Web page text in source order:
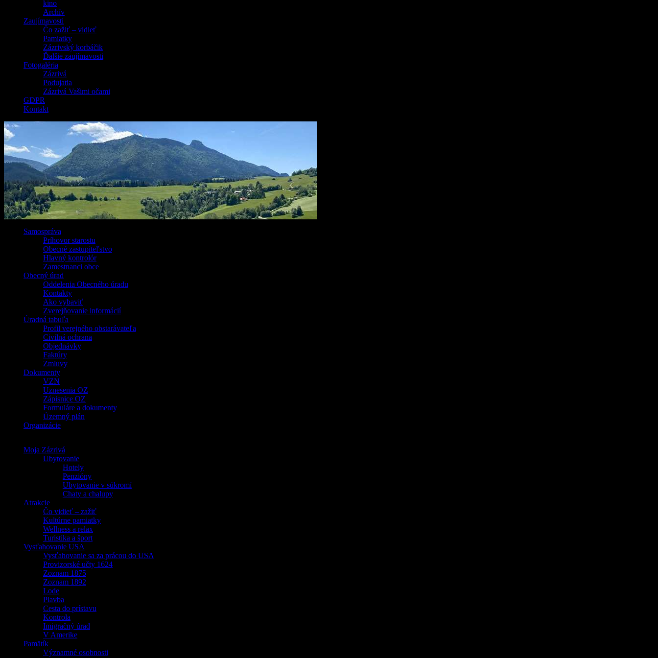
kino
Archív
Zaujímavosti
Čo zažiť – vidieť
Pamiatky
Zázrivský korbáčik
Ďalšie zaujímavosti
Fotogaléria
Zázrivá
Podujatia
Zázrivá Vašimi očami
GDPR
Kontakt
Samospráva
Príhovor starostu
Obecné zastupiteľstvo
Hlavný kontrolór
Zamestnanci obce
Obecný úrad
Oddelenia Obecného úradu
Kontakty
Ako vybaviť
Zverejňovanie informácií
Úradná tabuľa
Profil verejného obstarávateľa
Civilná ochrana
Objednávky
Faktúry
Zmluvy
Dokumenty
VZN
Uznesenia OZ
Zápisnice OZ
Formuláre a dokumenty
Územný plán
Organizácie
Moja Zázrivá
Ubytovanie
Hotely
Penzióny
Ubytovanie v súkromí
Chaty a chalupy
Atrakcie
Čo vidieť – zažiť
Kultúrne pamiatky
Wellness a relax
Turistika a šport
Vysťahovanie USA
Vysťahovanie sa za prácou do USA
Provizorské učty 1624
Zoznam 1875
Zoznam 1892
Lode
Plavba
Cesta do prístavu
Kontrola
Imigračný úrad
V Amerike
Pamätík
Významné osobnosti